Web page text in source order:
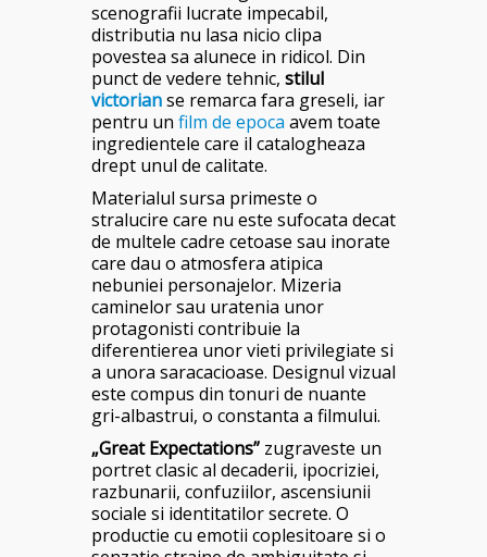
scenografii lucrate impecabil,
distributia nu lasa nicio clipa
povestea sa alunece in ridicol. Din
punct de vedere tehnic, stilul
victorianse remarca fara greseli, iar
pentru un film de epoca avem toate
ingredientele care il catalogheaza
drept unul de calitate.
Materialul sursa primeste o
stralucire care nu este sufocata decat
de multele cadre cetoase sau inorate
care dau o atmosfera atipica
nebuniei personajelor. Mizeria
caminelor sau uratenia unor
protagonisti contribuie la
diferentierea unor vieti privilegiate si
a unora saracacioase. Designul vizual
este compus din tonuri de nuante
gri-albastrui, o constanta a filmului.
„Great Expectations” zugraveste un
portret clasic al decaderii, ipocriziei,
razbunarii, confuziilor, ascensiunii
sociale si identitatilor secrete. O
productie cu emotii coplesitoare si o